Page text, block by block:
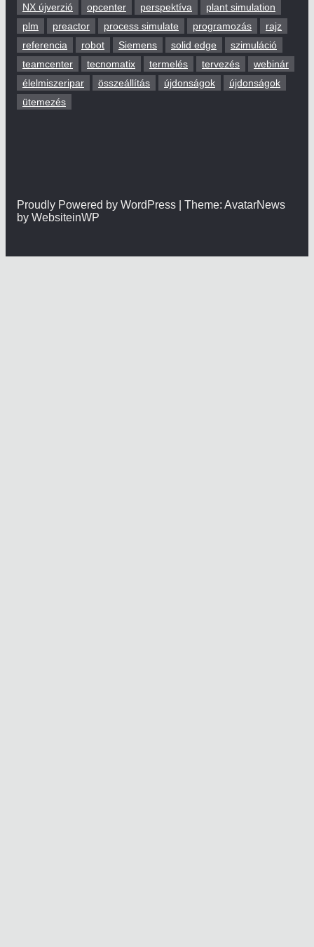
NX újverzió
opcenter perspektíva
plant simulation
plm
preactor process simulate programozás
rajz
referencia
robot Siemens solid edge
szimuláció
teamcenter
tecnomatix termelés tervezés
webinár
élelmiszeripar
összeállítás újdonságok
újdonságok
ütemezés
Proudly Powered by WordPress | Theme: AvatarNews
by WebsiteinWP